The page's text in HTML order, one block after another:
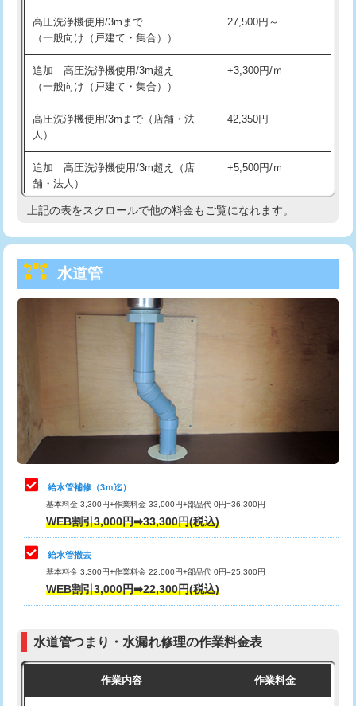
給水管工事※（バンド止め) 3,300円
給水管工事※（支持金具設置)
給水管工事※（保温材使用（バンド止
め込み）)
5,500円
給水管工事※（土の掘削・埋め戻し作
業)
11,000円
給水管工事※（塩ビ管（VP・HI）使
用/3ｍまで)
33,000円
給水管工事※（塩ビ管（VP・HI）使
+8,800円
給水管工事※（ライニング鋼管・銅
管・ポリ管・HT管使用/3ｍまで)
給水管工事※（ライニング鋼管・銅
管・ポリ管・HT管使用/3ｍ超え)
排水管工事（土の掘削・埋め戻し作
11,000円~
排水管工事（排水管工事/3ｍまで） 55,000円
排水管工事（追加 排水管工事/3ｍ超
マス交換（土の掘削・埋め戻し作業）
マス交換（深さ50㎝未満）
マス交換（深さ50㎝以上）
コンクリート斫り（厚さ10㎝まで）
モルタル補修（厚さ10㎝超え） 38,500円
高圧洗浄機使用/3mまで
（一般向け（戸建て・集合））
27,500円～
追加 高圧洗浄機使用/3m超え
（一般向け（戸建て・集合））
+3,300円/ｍ
高圧洗浄機使用/3mまで（店舗・法
人）
42,350円
追加 高圧洗浄機使用/3m超え（店
舗・法人）
+5,500円/ｍ
高度高圧洗浄換 現地調査
トーラー機使用/3mまで
追加トーラー機使用/3m超え
33,000円
8,800円
止水・漏水調査・防水処理・清掃・修
理・調整・分解・加工など（軽作業）
11,000円
止水・漏水調査・防水処理・清掃・修
理・調整・分解・加工など（中作業）
止水・漏水調査・防水処理・清掃・修
理・調整・分解・加工など（重作業）
33,000円
その他部品の脱着
交換・取付（タンク）
式）)
式・ワンホール）)
上記の表をスクロールで他の料金もご覧になれます。
水道管
給水管補修（3ｍ迄）
基本料金 3,300円+作業料金 33,000円+部品代 0円=36,300円
WEB割引3,000円➡33,300円(税込)
給水管撤去
基本料金 3,300円+作業料金 22,000円+部品代 0円=25,300円
WEB割引3,000円➡22,300円(税込)
水道管つまり・水漏れ修理の作業料金表
作業内容 作業料金